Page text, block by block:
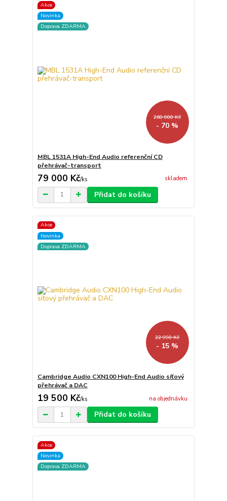
Akce
Novinka
Doprava ZDARMA
260 000 Kč
- 70 %
MBL 1531A High-End Audio referenční CD
přehrávač-transport
79 000 Kč/ks skladem
Přidat do košíku
Akce
Novinka
Doprava ZDARMA
22 990 Kč
- 15 %
Cambridge Audio CXN100 High-End Audio síťový
přehrávač a DAC
19 500 Kč/ks na objednávku
Přidat do košíku
Akce
Novinka
Doprava ZDARMA